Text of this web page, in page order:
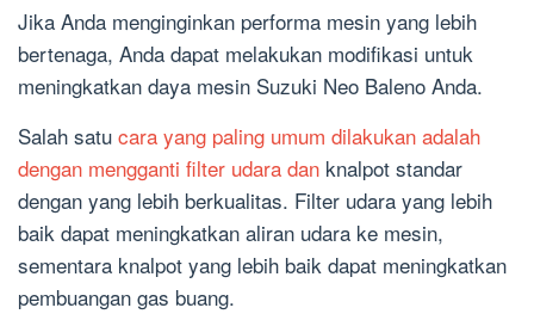
Jika Anda menginginkan performa mesin yang lebih
bertenaga, Anda dapat melakukan modifikasi untuk
meningkatkan daya mesin Suzuki Neo Baleno Anda.
Salah satu cara yang paling umum dilakukan adalah
dengan mengganti filter udara dan knalpot standar
dengan yang lebih berkualitas. Filter udara yang lebih
baik dapat meningkatkan aliran udara ke mesin,
sementara knalpot yang lebih baik dapat meningkatkan
pembuangan gas buang.